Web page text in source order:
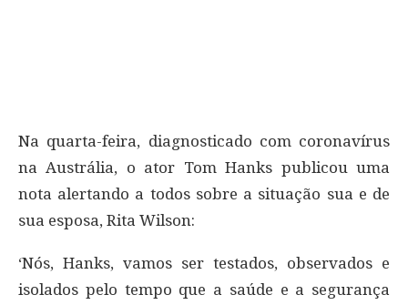
Na quarta-feira, diagnosticado com coronavírus
na Austrália, o ator Tom Hanks publicou uma
nota alertando a todos sobre a situação sua e de
sua esposa, Rita Wilson:
‘Nós, Hanks, vamos ser testados, observados e
isolados pelo tempo que a saúde e a segurança